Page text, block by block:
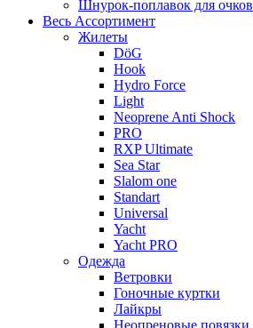
Шнурок-поплавок для очков
Весь Ассортимент
Жилеты
DöG
Hook
Hydro Force
Light
Neoprene Anti Shock
PRO
RXP Ultimate
Sea Star
Slalom one
Standart
Universal
Yacht
Yacht PRO
Одежда
Ветровки
Гоночные куртки
Лайкры
Неопреновые повязки